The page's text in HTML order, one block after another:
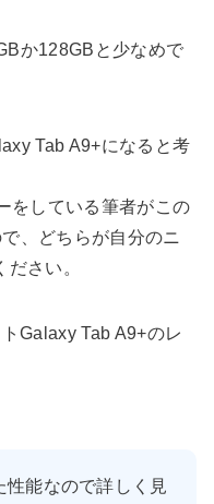
か128GBと少なめで
Tab A9+になると考
をしている筆者がこの
、どちらが自分のニ
さい。
Galaxy Tab A9+のレ
能なので詳しく見